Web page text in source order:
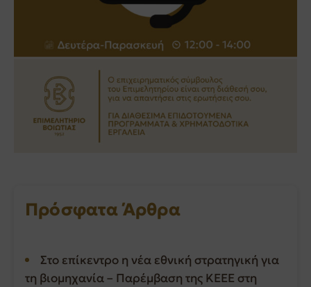
Πρόσφατα Άρθρα
Στο επίκεντρο η νέα εθνική στρατηγική για
τη βιομηχανία – Παρέμβαση της ΚΕΕΕ στη